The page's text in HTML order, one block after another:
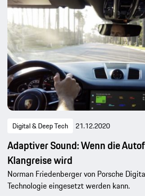
Digital & Deep Tech 21.12.2020
Adaptiver Sound: Wenn die
Klangreise wird
Norman Friedenberger von Porsche
Technologie eingesetzt werden kann.